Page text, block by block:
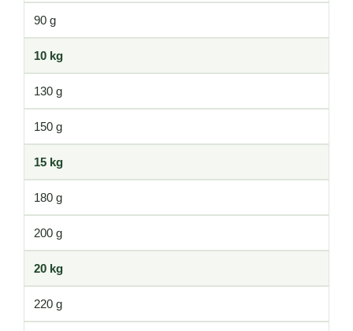
90 g
10 kg
130 g
150 g
15 kg
180 g
200 g
20 kg
220 g